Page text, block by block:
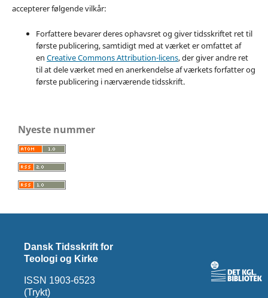
accepterer følgende vilkår:
Forfattere bevarer deres ophavsret og giver tidsskriftet ret til
første publicering, samtidigt med at værket er omfattet af
en Creative Commons Attribution-licens, der giver andre ret
til at dele værket med en anerkendelse af værkets forfatter og
første publicering i nærværende tidsskrift.
Nyeste nummer
Dansk Tidsskrift for
Teologi og Kirke
ISSN 1903-6523
(Trykt)